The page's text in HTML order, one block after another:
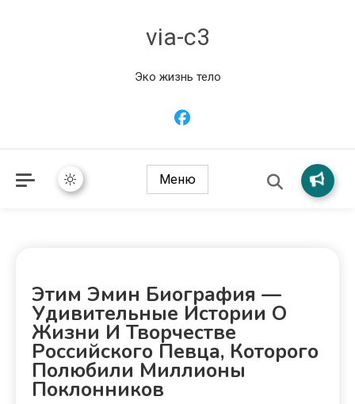
via-c3
Эко жизнь тело
Меню
Этим Эмин Биография —
Удивительные Истории О
Жизни И Творчестве
Российского Певца, Которого
Полюбили Миллионы
Поклонников